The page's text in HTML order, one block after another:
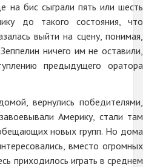
на бис сыграли пять или шесть
до такого состояния, что
выйти на сцену, понимая,
ничего им не оставили,
предыдущего оратора
вернулись победителями,
Америку, стали там
новых групп. Но дома
вместо огромных
приходилось играть в среднем